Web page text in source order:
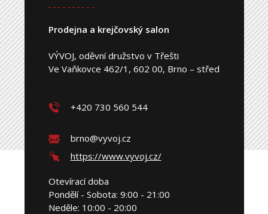
Prodejna a krejčovský salon
VÝVOJ, oděvní družstvo v Třešti
Ve Vaňkovce 462/1, 602 00, Brno – střed
+420 730 560 544
brno@vyvoj.cz
https://www.vyvoj.cz/
Otevírací doba
Pondělí - Sobota: 9:00 - 21:00
Neděle: 10:00 - 20:00